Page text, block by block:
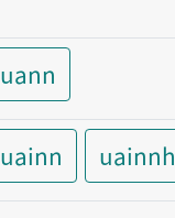
uann
uainn uainnh